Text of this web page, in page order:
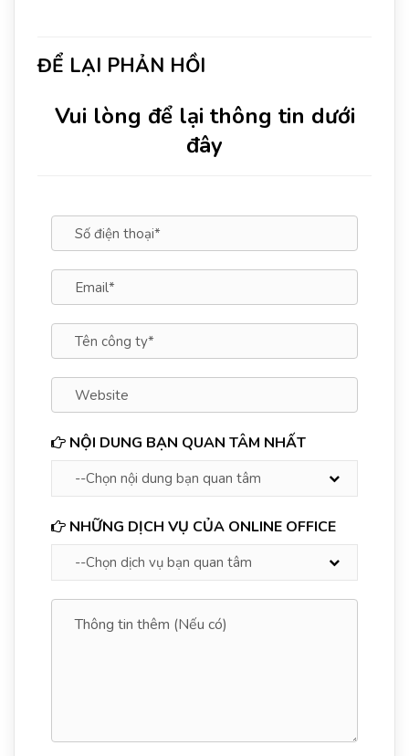
ĐỂ LẠI PHẢN HỒI
Vui lòng để lại thông tin dưới
đây
NỘI DUNG BẠN QUAN TÂM NHẤT
NHỮNG DỊCH VỤ CỦA ONLINE OFFICE